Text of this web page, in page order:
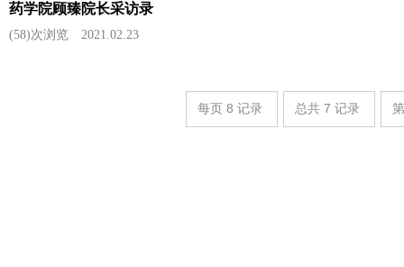
药学院顾臻院长采访录
(58)次浏览 2021.02.23
每页 8 记录 总共 7 记录